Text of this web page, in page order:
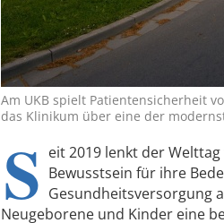
Am UKB spielt Patientensicherheit
das Klinikum über eine der
S eit 2019 lenkt der
Bewusstsein für ihre
Gesundheitsversorgung
Neugeborene und Kinder eine